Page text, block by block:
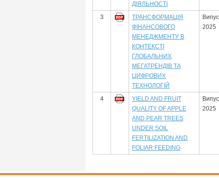
ДІЯЛЬНОСТІ
3
ТРАНСФОРМАЦІЯ
ФІНАНСОВОГО
МЕНЕДЖМЕНТУ В
КОНТЕКСТІ
ГЛОБАЛЬНИХ
МЕГАТРЕНДІВ ТА
ЦИФРОВИХ
ТЕХНОЛОГІЙ
2025
4
YIELD AND FRUIT
QUALITY OF APPLE
AND PEAR TREES
UNDER SOIL
FERTILIZATION AND
FOLIAR FEEDING
2025